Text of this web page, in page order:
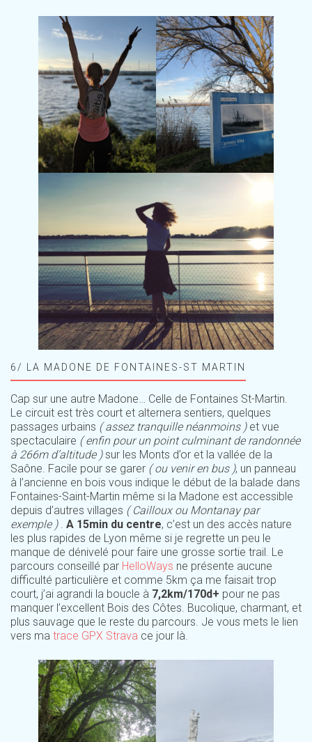
6/ LA MADONE DE FONTAINES-ST MARTIN
Cap sur une autre Madone… Celle de Fontaines St-Martin.
Le circuit est très court et alternera sentiers, quelques
passages urbains ( assez tranquille néanmoins ) et vue
spectaculaire ( enfin pour un point culminant de randonnée
à 266m d’altitude )sur les Monts d’or et la vallée de la
Saône. Facile pour se garer ( ou venir en bus ), un panneau
à l’ancienne en bois vous indique le début de la balade dans
Fontaines-Saint-Martin même si la Madone est accessible
depuis d’autres villages ( Cailloux ou Montanay par
exemple ). A 15min du centre, c’est un des accès nature
les plus rapides de Lyon même si je regrette un peu le
manque de dénivelé pour faire une grosse sortie trail. Le
parcours conseillé par HelloWays ne présente aucune
difficulté particulière et comme 5km ça me faisait trop
court, j’ai agrandi la boucle à 7,2km/170d+ pour ne pas
manquer l’excellent Bois des Côtes. Bucolique, charmant, et
plus sauvage que le reste du parcours. Je vous mets le lien
vers ma trace GPX Strava ce jour là.